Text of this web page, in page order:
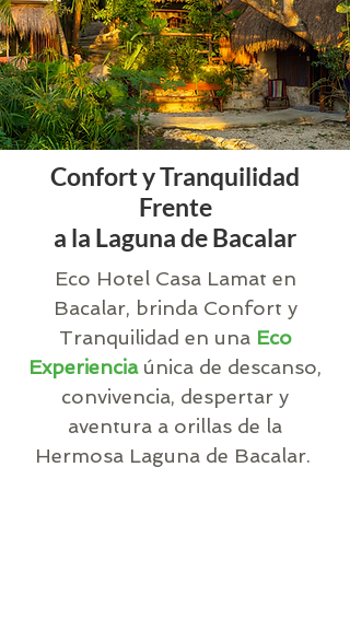
Confort y Tranquilidad
Frente
a la Laguna de Bacalar
Eco Hotel Casa Lamat en
Bacalar, brinda Confort y
Tranquilidad en una Eco
Experienciaúnica de descanso,
convivencia, despertar y
aventura a orillas de la
Hermosa Laguna de Bacalar.